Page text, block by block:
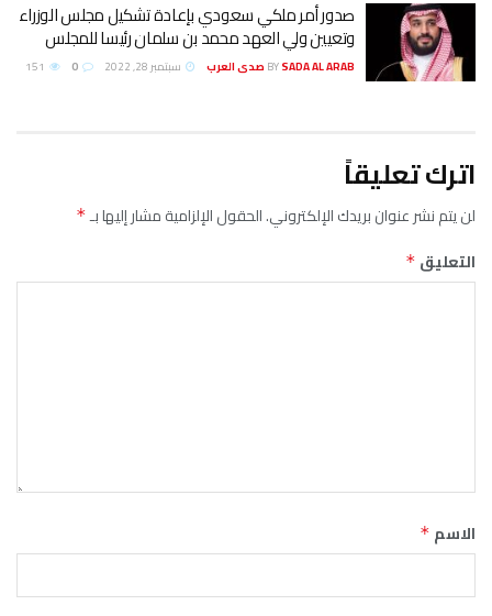
صدور أمر ملكي سعودي بإعادة تشكيل مجلس الوزراء
وتعيين ولي العهد محمد بن سلمان رئيسا للمجلس
BYSADA AL ARAB صدى العرب سبتمبر 28, 2022
اترك تعليقاً
لن يتم نشر عنوان بريدك الإلكتروني.الحقول الإلزامية مشار إليها بـ*
التعليق *
الاسم *